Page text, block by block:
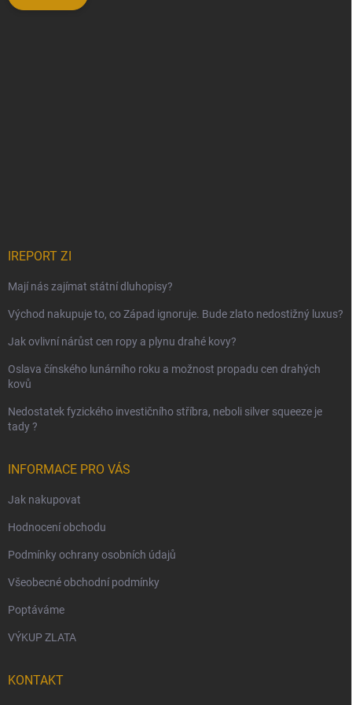
IREPORT ZI
Mají nás zajímat státní dluhopisy?
Východ nakupuje to, co Západ ignoruje. Bude zlato nedostižný luxus?
Jak ovlivní nárůst cen ropy a plynu drahé kovy?
Oslava čínského lunárního roku a možnost propadu cen drahých
kovů
Nedostatek fyzického investičního stříbra, neboli silver squeeze je
tady ?
INFORMACE PRO VÁS
Jak nakupovat
Hodnocení obchodu
Podmínky ochrany osobních údajů
Všeobecné obchodní podmínky
Poptáváme
VÝKUP ZLATA
KONTAKT